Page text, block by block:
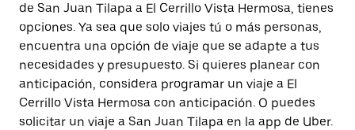
de San Juan Tilapa a El Cerrillo Vista Hermosa, tienes
opciones. Ya sea que solo viajes tú o más personas,
encuentra una opción de viaje que se adapte a tus
necesidades y presupuesto. Si quieres planear con
anticipación, considera programar un viaje a El
Cerrillo Vista Hermosa con anticipación. O puedes
solicitar un viaje a San Juan Tilapa en la app de Uber.